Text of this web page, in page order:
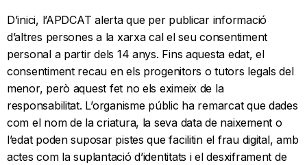
D’inici, l’APDCAT alerta que per publicar informació
d’altres persones a la xarxa cal el seu consentiment
personal a partir dels 14 anys. Fins aquesta edat, el
consentiment recau en els progenitors o tutors legals del
menor, però aquest fet no els eximeix de la
responsabilitat. L’organisme públic ha remarcat que dades
com el nom de la criatura, la seva data de naixement o
l’edat poden suposar pistes que facilitin el frau digital, amb
actes com la suplantació d’identitats i el desxiframent de